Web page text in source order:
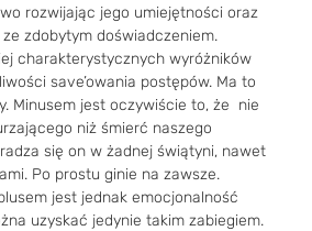
rozwijając jego umiejętności oraz
zdobytym doświadczeniem.
charakterystycznych wyróżników
save’owania postępów. Ma to
Minusem jest oczywiście to, że nie
niż śmierć naszego
się on w żadnej świątyni, nawet
Po prostu ginie na zawsze.
jest jednak emocjonalność
uzyskać jedynie takim zabiegiem.